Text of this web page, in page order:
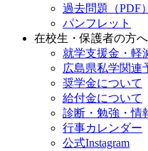
過去問題（PDF）
パンフレット
在校生・保護者の方へ
就学支援金・軽
広島県私学関連
奨学金について
給付金について
診断・勉強・情
行事カレンダー
公式Instagram